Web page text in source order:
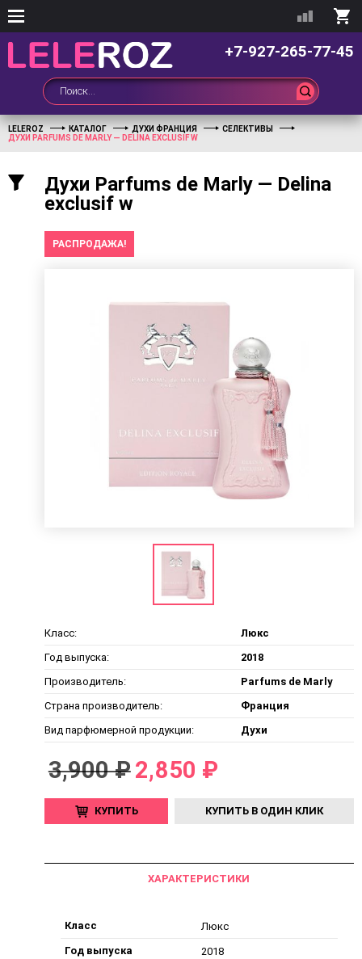
+7-927-265-77-45
LELEROZ КАТАЛОГ ДУХИ ФРАНЦИЯ
СЕЛЕКТИВЫ
ДУХИ PARFUMS DE MARLY — DELINA EXCLUSIF W
Духи Parfums de Marly — Delina
exclusif w
РАСПРОДАЖА!
Класс:
Люкс
Год выпуска:
2018
Производитель:
Parfums de Marly
Страна производитель:
Франция
Вид парфюмерной продукции:
Духи
3,900 ₽2,850 ₽
КУПИТЬ КУПИТЬ В ОДИН КЛИК
ХАРАКТЕРИСТИКИ
Класс
Люкс
Год выпуска
2018